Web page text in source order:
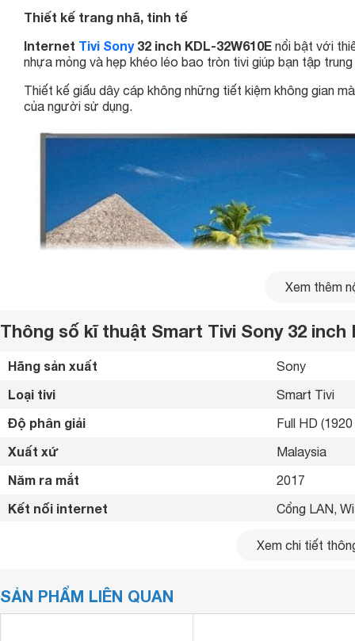
Thiết kế trang nhã, tinh tế
Internet Tivi Sony32 inch KDL-32W610E nổi bật với
nhựa mỏng và hẹp khéo léo bao tròn tivi giúp bạn tập
Thiết kế giấu dây cáp không những tiết kiệm không gian
của người sử dụng.
đạt chuẩn HDR với độ tương phản đáng kinh
PRO nâng cấp điểm ảnh cùng chức năng giảm nhiễu,
lượng hình ảnh sống động y như thật.
Xem thêm
Thông số kĩ thuật Smart Tivi Sony 32 inch
Hãng sản xuất Sony
Loại tivi Smart Tivi
Độ phân giải Full HD
Xuất xứ Malaysia
Năm ra mắt 2017
Kết nối internet Cổng LAN,
2 cổng
Cổng xuất âm thanh
Xem chi tiết
SẢN PHẨM LIÊN QUAN